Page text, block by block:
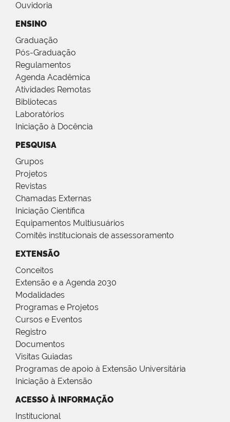
Ouvidoria
ENSINO
Graduação
Pós-Graduação
Regulamentos
Agenda Acadêmica
Atividades Remotas
Bibliotecas
Laboratórios
Iniciação à Docência
PESQUISA
Grupos
Projetos
Revistas
Chamadas Externas
Iniciação Científica
Equipamentos Multiusuários
Comitês institucionais de assessoramento
EXTENSÃO
Conceitos
Extensão e a Agenda 2030
Modalidades
Programas e Projetos
Cursos e Eventos
Registro
Documentos
Visitas Guiadas
Programas de apoio à Extensão Universitária
Iniciação à Extensão
ACESSO À INFORMAÇÃO
Institucional